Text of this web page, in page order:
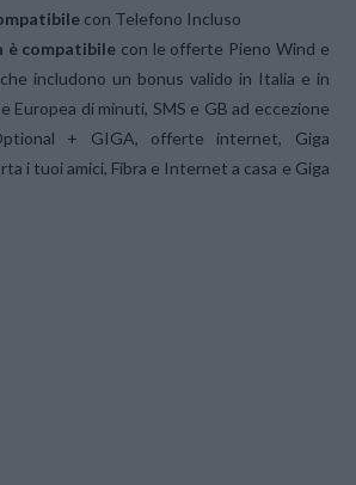
con Telefono Incluso
è compatibile con le offerte Pieno Wind e
includono un bonus valido in Italia e in
Europea di minuti, SMS e GB ad eccezione
+ GIGA, offerte internet, Giga
i tuoi amici, Fibra e Internet a casa e Giga